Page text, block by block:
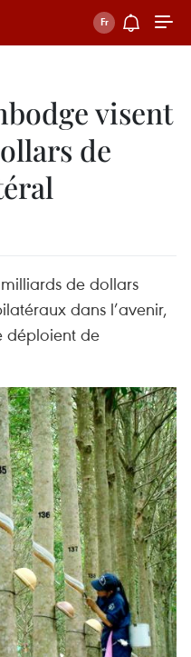
visent
de
de dollars
dans l’avenir,
déploient de